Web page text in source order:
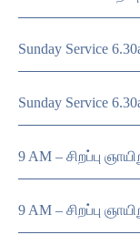
Sunday Service
Sunday Service
9 AM – சிறப்பு
9 AM – சிறப்பு